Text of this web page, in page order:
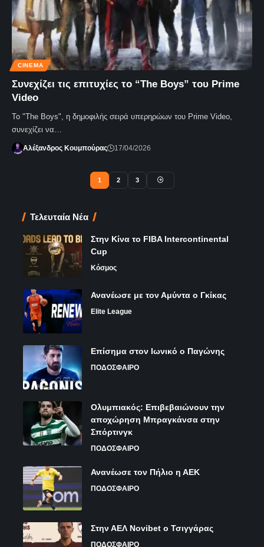
CINEMA
Συνεχίζει τις επιτυχίες το “The Boys” του Prime
Video
Το "The Boys", η δημοφιλής σειρά υπερηρώων του Prime Video,
συνεχίζει να…
Αλέξανδρος Κουμπούρας 17/04/2026
1 2 3
Τελευταία Νέα
Στην Κίνα το FIBA Intercontinental
Cup
Κόσμος
Ανανέωσε με τον Αμύντα ο Γκίκας
Elite League
Επίσημα στον Ιωνικό ο Παγώνης
ΠΟΔΟΣΦΑΙΡΟ
Ολυμπιακός: Επιβεβαιώνουν την
αποχώρηση Μπραγκάνσα στην
Σπόρτινγκ
ΠΟΔΟΣΦΑΙΡΟ
Ανανέωσε τον Πήλιο η ΑΕΚ
ΠΟΔΟΣΦΑΙΡΟ
Στην ΑΕΛ Novibet ο Τσιγγάρας
ΠΟΔΟΣΦΑΙΡΟ